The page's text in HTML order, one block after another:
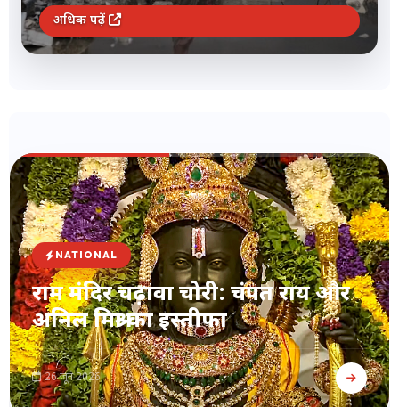
अधिक पढ़ें
NATIONAL
राम मंदिर चढ़ावा चोरी: चंपत राय और
अनिल मिश्रा का इस्तीफा
26 जून 2026